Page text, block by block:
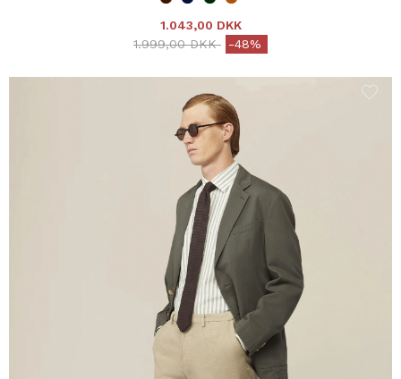
1.043,00 DKK
Price reduced from
1.999,00 DKKto-48%